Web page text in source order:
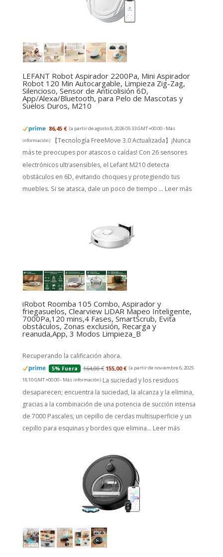
LEFANT Robot Aspirador 2200Pa, Mini Aspirador
Robot 120 Min Autocargable, Limpieza Zig-Zag,
Silencioso, Sensor de Anticolisión 6D,
App/Alexa/Bluetooth, para Pelo de Mascotas y
Suelos Duros, M210
86,45 € (a partir de agosto 8, 2026 05:33 GMT +00:00 - Más
información)
【Tecnología FreeMove 3.0 Actualizada】¡Nunca
más te preocupes por atascos o caídas! Con 26 sensores
electrónicos ultrasensibles, el Lefant M210 detecta
obstáculos en 6D, evitando choques y protegiendo tus
muebles. Si se atasca, dale un poco de tiempo ... Leer más
iRobot Roomba 105 Combo, Aspirador y
friegasuelos, Clearview LiDAR Mapeo Inteligente,
7000Pa,120 mins,4 Fases, SmartScrub, Evita
obstáculos, Zonas exclusión, Recarga y
reanuda,App, 3 Modos Limpieza_B
Recuperando la calificación ahora.
5% Fuera 164,00 € 155,00 € (a partir de noviembre 6, 2025
18:10 GMT +00:00 - Más información) La suciedad y los residuos
desaparecen; encuentra la suciedad, la alcanza y la elimina,
gracias a la combinación de una potencia de succión intensa
de 7000 Pascales, un cepillo de cerdas multisuperficie y un
cepillo para esquinas y bordes que elimina... Leer más